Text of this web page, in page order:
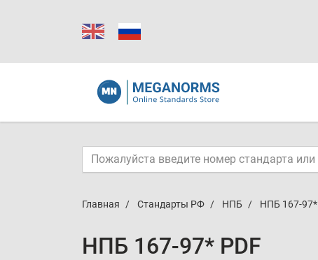
Главная Стандарты РФ НПБ НПБ 167-97*
НПБ 167-97* PDF